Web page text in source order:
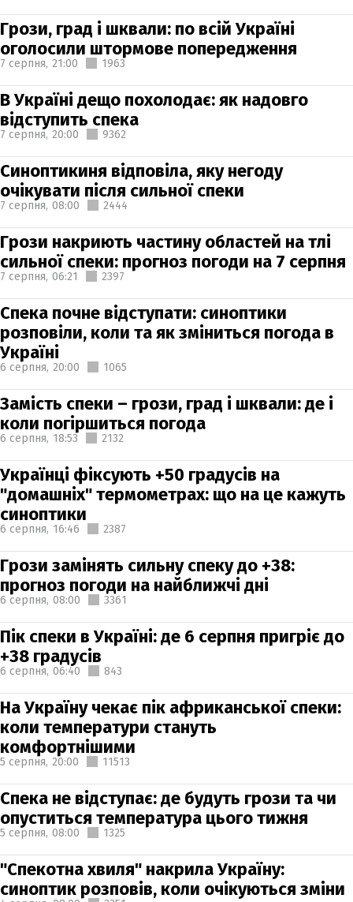
Грози, град і шквали: по всій Україні
оголосили штормове попередження
7 серпня, 21:00 1963
В Україні дещо похолодає: як надовго
відступить спека
7 серпня, 20:00 9362
Синоптикиня відповіла, яку негоду
очікувати після сильної спеки
7 серпня, 08:00 2444
Грози накриють частину областей на тлі
сильної спеки: прогноз погоди на 7 серпня
7 серпня, 06:21 2397
Спека почне відступати: синоптики
розповіли, коли та як зміниться погода в
Україні
6 серпня, 20:00 1065
Замість спеки – грози, град і шквали: де і
коли погіршиться погода
6 серпня, 18:53 2132
Українці фіксують +50 градусів на
"домашніх" термометрах: що на це кажуть
синоптики
6 серпня, 16:46 2387
Грози замінять сильну спеку до +38:
прогноз погоди на найближчі дні
6 серпня, 08:00 3361
Пік спеки в Україні: де 6 серпня пригріє до
+38 градусів
6 серпня, 06:40 843
На Україну чекає пік африканської спеки:
коли температури стануть
комфортнішими
5 серпня, 20:00 11513
Спека не відступає: де будуть грози та чи
опуститься температура цього тижня
5 серпня, 08:00 1325
"Спекотна хвиля" накрила Україну:
синоптик розповів, коли очікуються зміни